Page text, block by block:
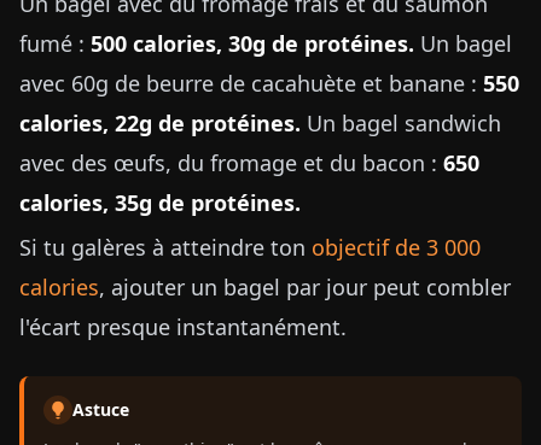
fumé : 500 calories, 30g de protéines. Un bagel
avec 60g de beurre de cacahuète et banane : 550
calories, 22g de protéines. Un bagel sandwich
avec des œufs, du fromage et du bacon : 650
calories, 35g de protéines.
Si tu galères à atteindre ton objectif de 3 000
calories, ajouter un bagel par jour peut combler
l'écart presque instantanément.
Astuce